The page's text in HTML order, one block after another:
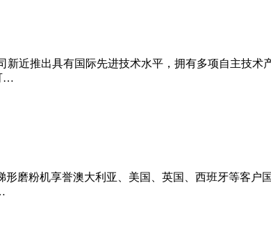
新近推出具有国际先进技术水平，拥有多项自主技
…
形磨粉机享誉澳大利亚、美国、英国、西班牙等客